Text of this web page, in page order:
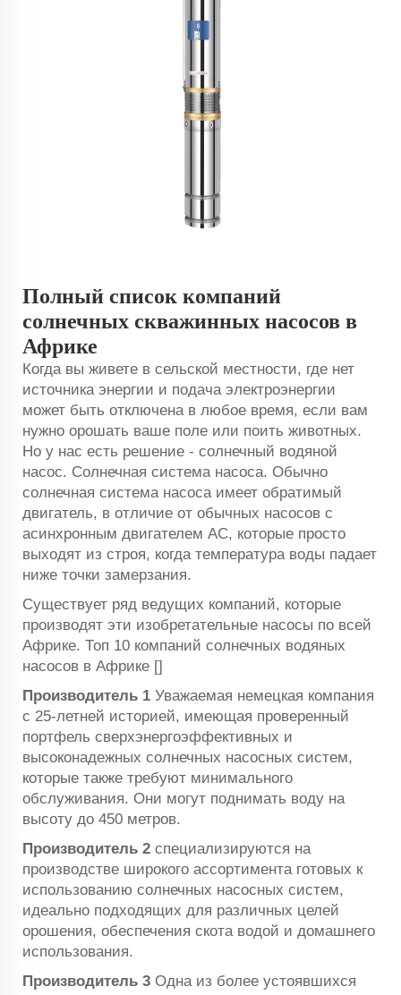
Полный список компаний
солнечных скважинных насосов в
Африке
Когда вы живете в сельской местности, где нет
источника энергии и подача электроэнергии
может быть отключена в любое время, если вам
нужно орошать ваше поле или поить животных.
Но у нас есть решение - солнечный водяной
насос. Солнечная система насоса. Обычно
солнечная система насоса имеет обратимый
двигатель, в отличие от обычных насосов с
асинхронным двигателем AC, которые просто
выходят из строя, когда температура воды падает
ниже точки замерзания.
Существует ряд ведущих компаний, которые
производят эти изобретательные насосы по всей
Африке. Топ 10 компаний солнечных водяных
насосов в Африке []
Производитель 1 Уважаемая немецкая компания
с 25-летней историей, имеющая проверенный
портфель сверхэнергоэффективных и
высоконадежных солнечных насосных систем,
которые также требуют минимального
обслуживания. Они могут поднимать воду на
высоту до 450 метров.
Производитель 2 специализируются на
производстве широкого ассортимента готовых к
использованию солнечных насосных систем,
идеально подходящих для различных целей
орошения, обеспечения скота водой и домашнего
использования.
Производитель 3 Одна из более устоявшихся